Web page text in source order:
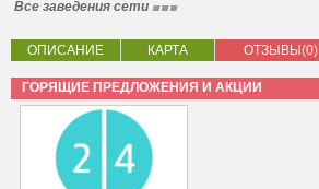
Все заведения сети
ОПИСАНИЕ КАРТА ОТЗЫВЫ(0)
ГОРЯЩИЕ ПРЕДЛОЖЕНИЯ И АКЦИИ